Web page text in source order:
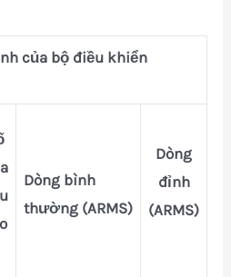
của bộ điều khiển
Dòng bình
thường (ARMS)
Dòng
đỉnh
(ARMS)